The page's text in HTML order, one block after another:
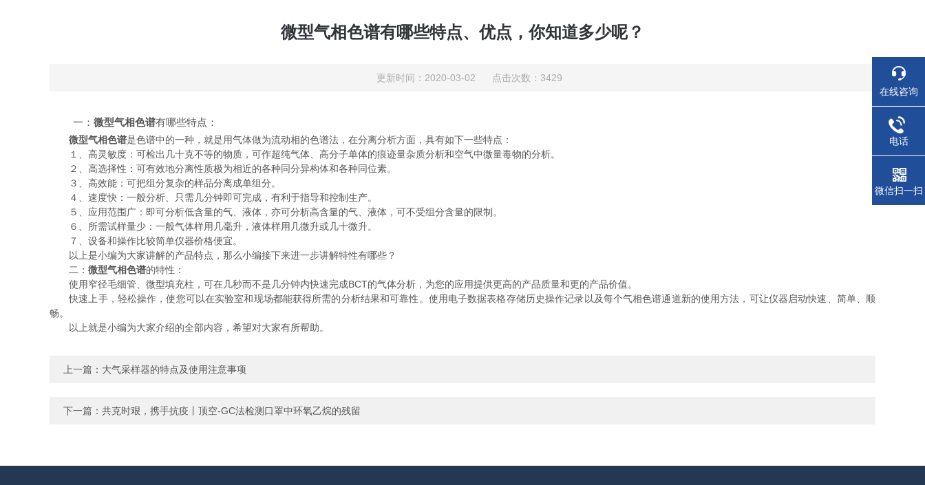
微型气相色谱有哪些特点、优点，你知道多少呢？
更新时间：2020-03-02 点击次数：3429
一： 微型气相色谱有哪些特点：
微型气相色谱是色谱中的一种，就是用气体做为流动相的色谱法，在分离分析方面，具有如下一些特点：
１、高灵敏度：可检出几十克不等的物质，可作超纯气体、高分子单体的痕迹量杂质分析和空气中微量毒物的分析。
２、高选择性：可有效地分离性质极为相近的各种同分异构体和各种同位素。
３、高效能：可把组分复杂的样品分离成单组分。
４、速度快：一般分析、只需几分钟即可完成，有利于指导和控制生产。
５、应用范围广：即可分析低含量的气、液体，亦可分析高含量的气、液体，可不受组分含量的限制。
６、所需试样量少：一般气体样用几毫升，液体样用几微升或几十微升。
７、设备和操作比较简单仪器价格便宜。
以上是小编为大家讲解的产品特点，那么小编接下来进一步讲解特性有哪些？
二： 微型气相色谱的特性：
使用窄径毛细管、微型填充柱，可在几秒而不是几分钟内快速完成BCT的气体分析，为您的应用提供更高的产品质量和更的产品价值。
快速上手，轻松操作，使您可以在实验室和现场都能获得所需的分析结果和可靠性。使用电子数据表格存储历史操作记录以及每个气相色谱通道新的使用方法，可让仪器启动快速、简单、顺
畅。
以上就是小编为大家介绍的全部内容，希望对大家有所帮助。
上一篇： 大气采样器的特点及使用注意事项
下一篇： 共克时艰，携手抗疫丨顶空-GC法检测口罩中环氧乙烷的残留
在线咨询
电话
微信扫一扫